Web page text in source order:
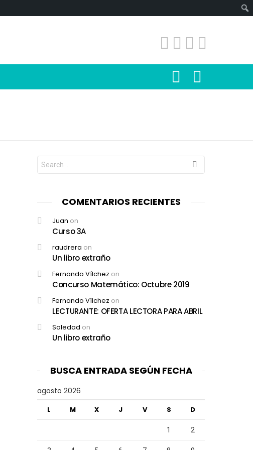
SEARCH
Search
for:
COMENTARIOS RECIENTES
Juan on
Curso 3A
raudrera on
Un libro extraño
Fernando Vílchez on
Concurso Matemático: Octubre 2019
Fernando Vílchez on
LECTURANTE: OFERTA LECTORA PARA ABRIL
Soledad on
Un libro extraño
BUSCA ENTRADA SEGÚN FECHA
agosto 2026
L M X J V S D
1 2